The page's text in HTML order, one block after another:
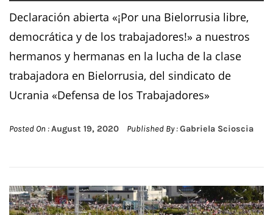
Declaración abierta «¡Por una Bielorrusia libre,
democrática y de los trabajadores!» a nuestros
hermanos y hermanas en la lucha de la clase
trabajadora en Bielorrusia, del sindicato de
Ucrania «Defensa de los Trabajadores»
Posted On :August 19, 2020 Published By :Gabriela Scioscia